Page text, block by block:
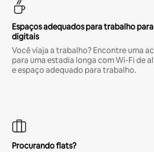
Espaços adequados para trabalho
digitais
Você viaja a trabalho? Encontre uma
para uma estadia longa com Wi-Fi de
e espaço adequado para trabalho.
Procurando flats?